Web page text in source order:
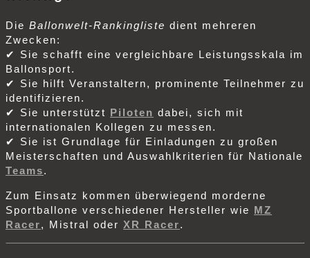
Die Ballonwelt‑Rankingliste dient mehreren
Zwecken:
✔ Sie schafft eine vergleichbare Leistungsskala im
Ballonsport.
✔ Sie hilft Veranstaltern, prominente Teilnehmer zu
identifizieren.
✔ Sie unterstützt Piloten dabei, sich mit
internationalen Kollegen zu messen.
✔ Sie ist Grundlage für Einladungen zu großen
Meisterschaften und Auswahlkriterien für Nationale
Teams.
Zum Einsatz kommen überwiegend morderne
Sportballone verschiedener Hersteller wie MZ
Racer, Mistral oder XR Racer.